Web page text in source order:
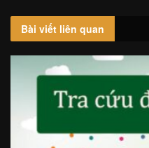
Bài viết liên quan